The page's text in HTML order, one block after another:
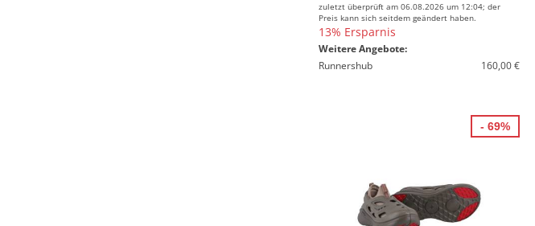
zuletzt überprüft am 06.08.2026 um 12:04; der
Preis kann sich seitdem geändert haben.
13% Ersparnis
Weitere Angebote:
Runnershub
160,00 €
- 69%